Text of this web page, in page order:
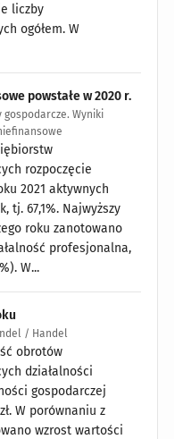
liczby
ogółem. W
powstałe w 2020 r.
Wyniki
rozpoczęcie
2021 aktywnych
tj. 67,1%. Najwyższy
roku zanotowano
profesjonalna,
W...
/ Handel
obrotów
działalności
gospodarczej
W porównaniu z
wzrost wartości